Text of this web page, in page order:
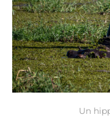
Un